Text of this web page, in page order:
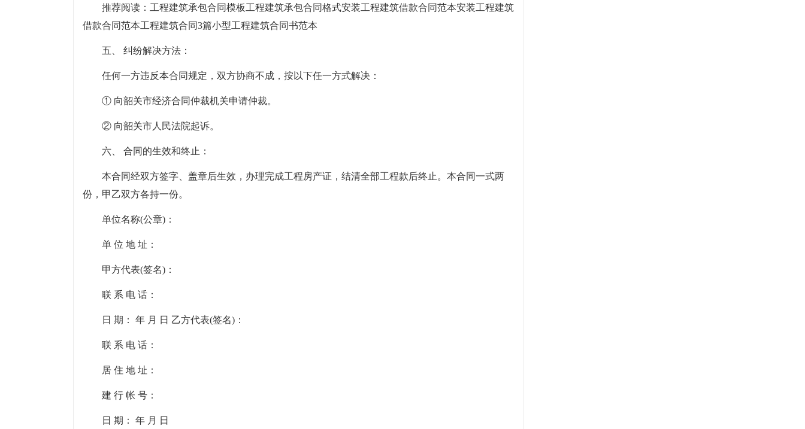
推荐阅读：工程建筑承包合同模板工程建筑承包合同格式安装工程建筑借款合同范本安装工程建筑
借款合同范本工程建筑合同3篇小型工程建筑合同书范本
五、 纠纷解决方法：
任何一方违反本合同规定，双方协商不成，按以下任一方式解决：
① 向韶关市经济合同仲裁机关申请仲裁。
② 向韶关市人民法院起诉。
六、 合同的生效和终止：
本合同经双方签字、盖章后生效，办理完成工程房产证，结清全部工程款后终止。本合同一式两
份，甲乙双方各持一份。
单位名称(公章)：
单 位 地 址：
甲方代表(签名)：
联 系 电 话：
日 期： 年 月 日 乙方代表(签名)：
联 系 电 话：
居 住 地 址：
建 行 帐 号：
日 期： 年 月 日